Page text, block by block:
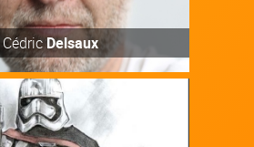
CédricDelsaux
Artiste
Découvrir